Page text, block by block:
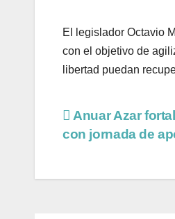
El legislador Octavio
con el objetivo de
libertad puedan
Anuar Azar
con jornada de